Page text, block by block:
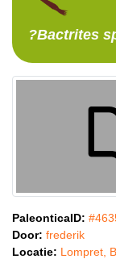
?Bactrites
PaleonticaID:
Door: frederik
Locatie: Lompret,